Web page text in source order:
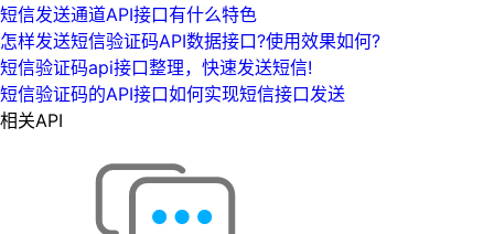
短信发送通道API接口有什么特色
怎样发送短信验证码API数据接口?使用效果如何?
短信验证码api接口整理，快速发送短信!
短信验证码的API接口如何实现短信接口发送
相关API